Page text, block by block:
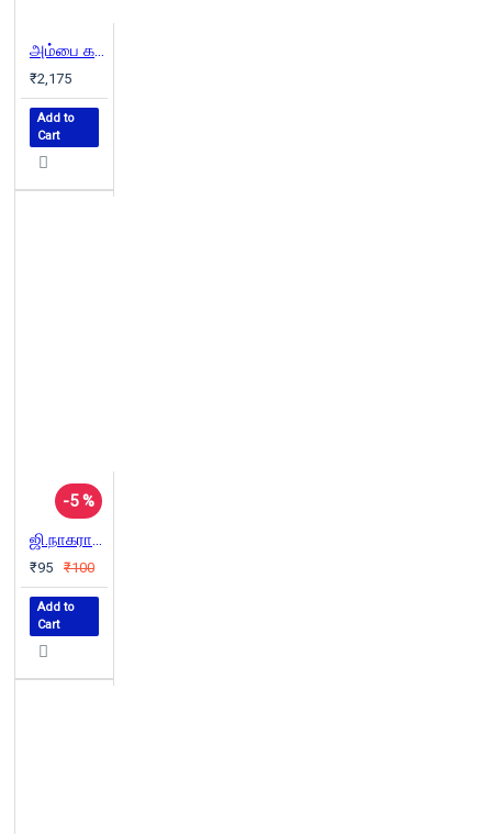
அம்பை கதைகள் (1970 - 2024)
₹2,175
Add to
Cart
-5 %
ஜி.நாகராஜன் (இந்திய இலக்கியச் சிற்பிகள்)
₹95 ₹100
Add to
Cart